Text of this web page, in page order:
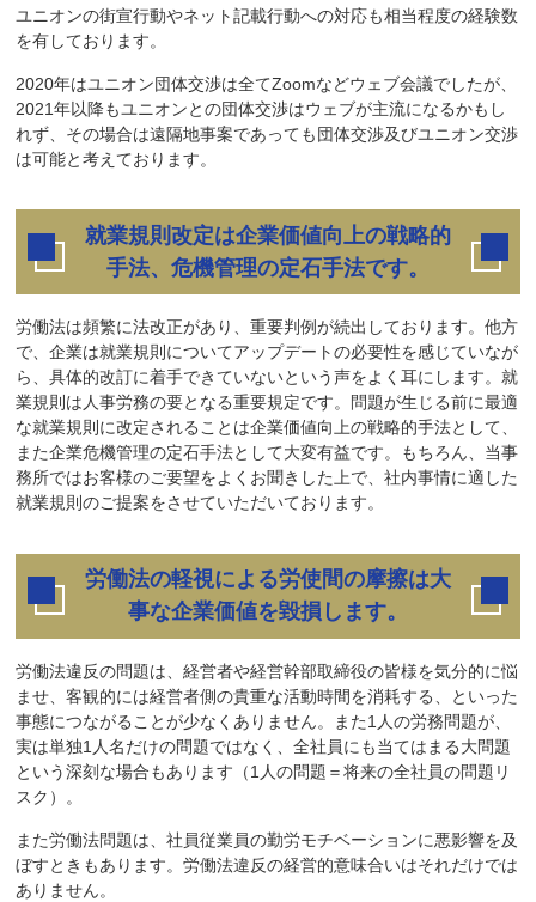
ユニオンの街宣行動やネット記載行動への対応も相当程度の経験数
を有しております。
2020年はユニオン団体交渉は全てZoomなどウェブ会議でしたが、
2021年以降もユニオンとの団体交渉はウェブが主流になるかもし
れず、その場合は遠隔地事案であっても団体交渉及びユニオン交渉
は可能と考えております。
就業規則改定は企業価値向上の戦略的
手法、危機管理の定石手法です。
労働法は頻繁に法改正があり、重要判例が続出しております。他方
で、企業は就業規則についてアップデートの必要性を感じていなが
ら、具体的改訂に着手できていないという声をよく耳にします。就
業規則は人事労務の要となる重要規定です。問題が生じる前に最適
な就業規則に改定されることは企業価値向上の戦略的手法として、
また企業危機管理の定石手法として大変有益です。もちろん、当事
務所ではお客様のご要望をよくお聞きした上で、社内事情に適した
就業規則のご提案をさせていただいております。
労働法の軽視による労使間の摩擦は大
事な企業価値を毀損します。
労働法違反の問題は、経営者や経営幹部取締役の皆様を気分的に悩
ませ、客観的には経営者側の貴重な活動時間を消耗する、といった
事態につながることが少なくありません。また1人の労務問題が、
実は単独1人名だけの問題ではなく、全社員にも当てはまる大問題
という深刻な場合もあります（1人の問題＝将来の全社員の問題リ
スク）。
また労働法問題は、社員従業員の勤労モチベーションに悪影響を及
ぼすときもあります。労働法違反の経営的意味合いはそれだけでは
ありません。